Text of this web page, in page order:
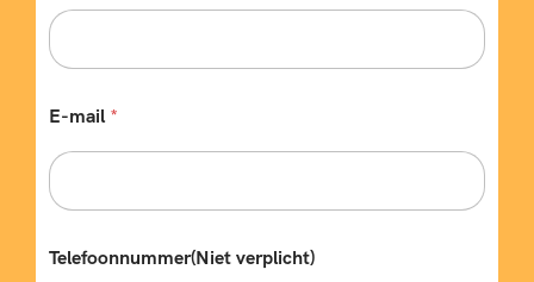
e
k
e
n
k
l
e
E-mail *
Telefoonnummer(Niet verplicht)